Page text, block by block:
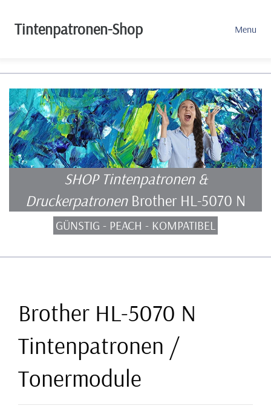
Tintenpatronen-Shop Menu
SHOP Tintenpatronen &
Druckerpatronen Brother HL-5070 N
GÜNSTIG - PEACH - KOMPATIBEL
Brother HL-5070 N
Tintenpatronen /
Tonermodule